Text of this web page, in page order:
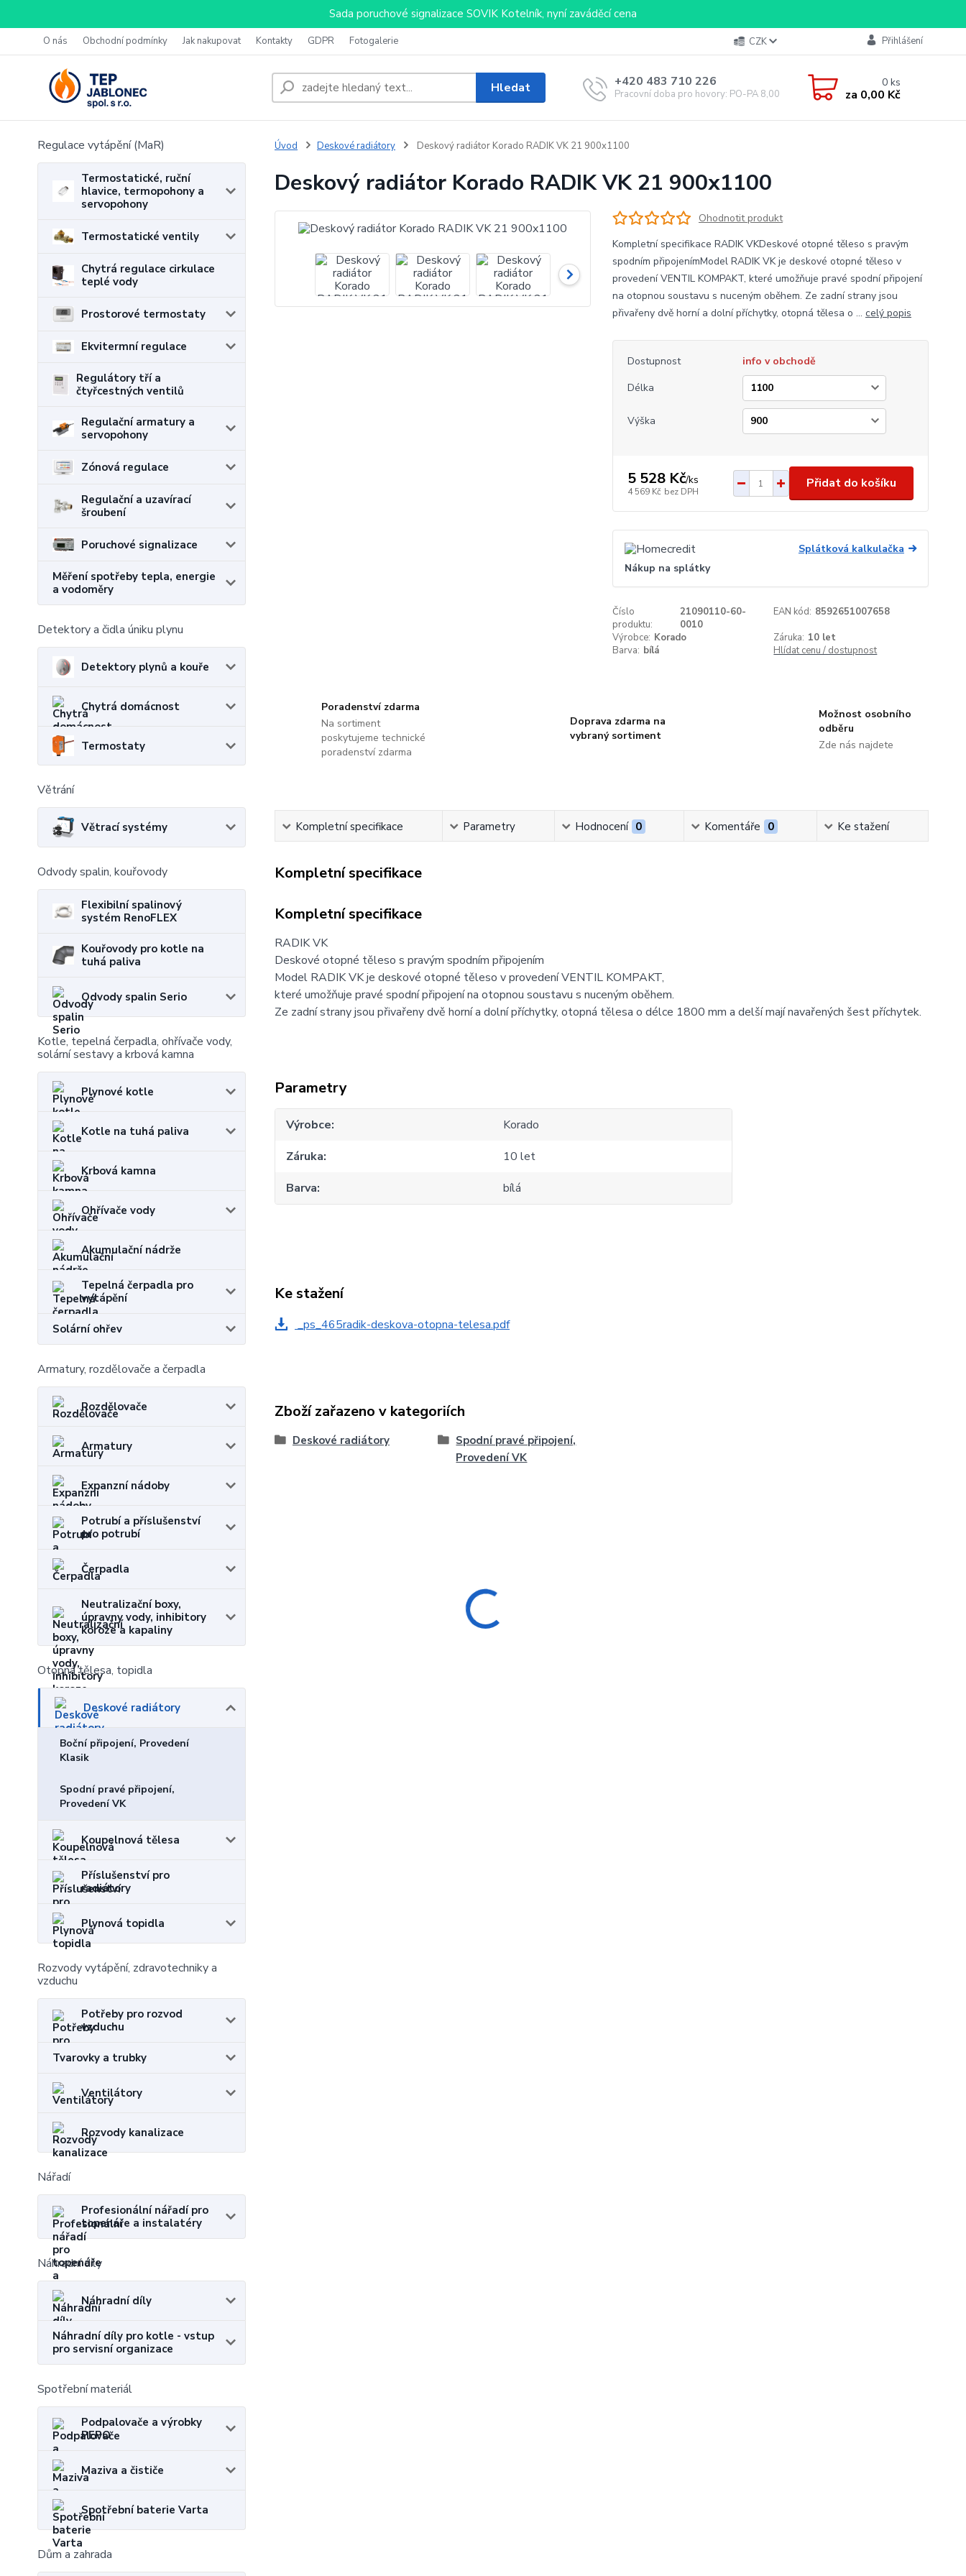
Sada poruchové signalizace SOVIK Kotelník, nyní zaváděcí cena
O nás Obchodní podmínky Jak nakupovat Kontakty GDPR Fotogalerie CZK Přihlášení
Hledat +420 483 710 226
Pracovní doba pro hovory: PO-PA 8,00-16,00
0ks
za 0,00 Kč
Regulace vytápění (MaR)
Termostatické, ruční
hlavice, termopohony a
servopohony
Termostatické ventily
Chytrá regulace cirkulace
teplé vody
Prostorové termostaty
Ekvitermní regulace
Regulátory tří a
čtyřcestných ventilů
Regulační armatury a
servopohony
Zónová regulace
Regulační a uzavírací
šroubení
Poruchové signalizace
Měření spotřeby tepla, energie
a vodoměry
Detektory a čidla úniku plynu
Detektory plynů a kouře
Chytrá domácnost
Termostaty
Větrání
Větrací systémy
Odvody spalin, kouřovody
Flexibilní spalinový
systém RenoFLEX
Kouřovody pro kotle na
tuhá paliva
Odvody spalin Serio
Kotle, tepelná čerpadla, ohřívače vody,
solární sestavy a krbová kamna
Plynové kotle
Kotle na tuhá paliva
Krbová kamna
Ohřívače vody
Akumulační nádrže
Tepelná čerpadla pro
vytápění
Solární ohřev
Armatury, rozdělovače a čerpadla
Rozdělovače
Armatury
Expanzní nádoby
Potrubí a příslušenství
pro potrubí
Čerpadla
Neutralizační boxy,
úpravny vody, inhibitory
koroze a kapaliny
Otopná tělesa, topidla
Deskové radiátory
Boční připojení, Provedení
Klasik
Spodní pravé připojení,
Provedení VK
Koupelnová tělesa
Příslušenství pro
radiátory
Plynová topidla
Rozvody vytápění, zdravotechniky a
vzduchu
Potřeby pro rozvod
vzduchu
Tvarovky a trubky
Ventilátory
Rozvody kanalizace
Nářadí
Profesionální nářadí pro
topenáře a instalatéry
Náhradní díly
Náhradní díly
Náhradní díly pro kotle - vstup
pro servisní organizace
Spotřební materiál
Podpalovače a výrobky
PEPO
Maziva a čističe
Spotřební baterie Varta
Dům a zahrada
Úvod Deskové radiátory Deskový radiátor Korado RADIK VK 21 900x1100
Deskový radiátor Korado RADIK VK 21 900x1100
Ohodnotit produkt
Kompletní specifikace RADIK VKDeskové otopné těleso s pravým
spodním připojenímModel RADIK VK je deskové otopné těleso v
provedení VENTIL KOMPAKT, které umožňuje pravé spodní připojení
na otopnou soustavu s nuceným oběhem. Ze zadní strany jsou
přivařeny dvě horní a dolní příchytky, otopná tělesa o ... celý popis
Dostupnost
info v obchodě
Délka
Výška
5 528 Kč/ks
4 569 Kč bez DPH
Přidat do košíku
Splátková kalkulačka
Nákup na splátky
Číslo
produktu:
21090110-60-
0010
EAN kód: 8592651007658
Výrobce: Korado Záruka: 10 let
Barva: bílá Hlídat cenu / dostupnost
Poradenství zdarma
Na sortiment
poskytujeme technické
poradenství zdarma
Doprava zdarma na
vybraný sortiment
Možnost osobního
odběru
Zde nás najdete
Kompletní specifikace Parametry Hodnocení 0 Komentáře 0 Ke stažení
Kompletní specifikace
Kompletní specifikace
RADIK VK
Deskové otopné těleso s pravým spodním připojením
Model RADIK VK je deskové otopné těleso v provedení VENTIL KOMPAKT,
které umožňuje pravé spodní připojení na otopnou soustavu s nuceným oběhem.
Ze zadní strany jsou přivařeny dvě horní a dolní příchytky, otopná tělesa o délce 1800 mm a delší mají navařených šest příchytek.
Parametry
Výrobce
Korado
Záruka
10 let
Barva
bílá
Ke stažení
_ps_465radik-deskova-otopna-telesa.pdf
Zboží zařazeno v kategoriích
Deskové radiátory
Spodní pravé připojení,
Provedení VK